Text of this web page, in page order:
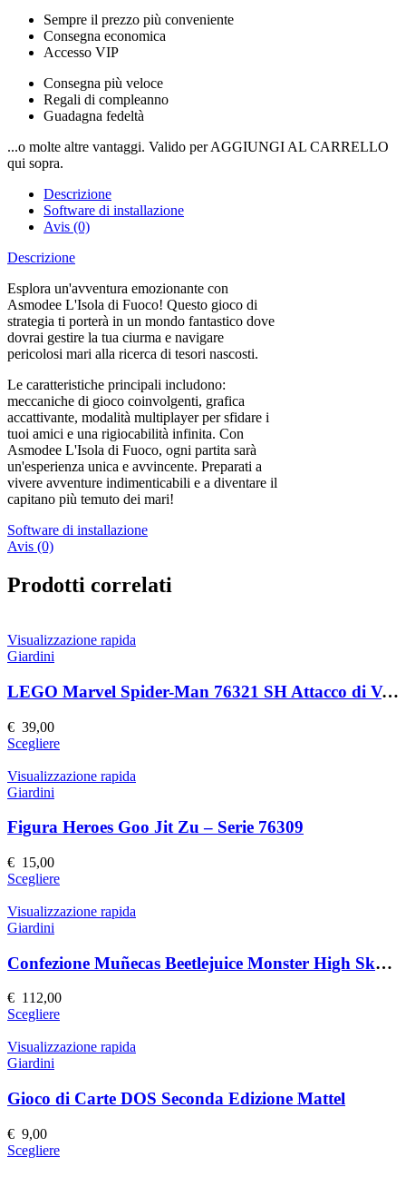
Sempre il prezzo più conveniente
Consegna economica
Accesso VIP
Consegna più veloce
Regali di compleanno
Guadagna fedeltà
...o molte altre vantaggi. Valido per AGGIUNGI AL CARRELLO
qui sopra.
Descrizione
Software di installazione
Avis (0)
Descrizione
Esplora un'avventura emozionante con
Asmodee L'Isola di Fuoco! Questo gioco di
strategia ti porterà in un mondo fantastico dove
dovrai gestire la tua ciurma e navigare
pericolosi mari alla ricerca di tesori nascosti.
Le caratteristiche principali includono:
meccaniche di gioco coinvolgenti, grafica
accattivante, modalità multiplayer per sfidare i
tuoi amici e una rigiocabilità infinita. Con
Asmodee L'Isola di Fuoco, ogni partita sarà
un'esperienza unica e avvincente. Preparati a
vivere avventure indimenticabili e a diventare il
capitano più temuto dei mari!
Software di installazione
Avis (0)
Prodotti correlati
Visualizzazione rapida
Giardini
LEGO Marvel Spider-Man 76321 SH Attacco di Venom
€ 39,00
ScegliereQuesto
ha
Le
scelte
nella
pagina
prodotto
Visualizzazione rapida
Giardini
Figura Heroes Goo Jit Zu – Serie 76309
€ 15,00
ScegliereQuesto
ha
Le
opzioni
possono
scelte
nella
pagina
prodotto
Visualizzazione rapida
Giardini
Confezione Muñecas Beetlejuice Monster High Skullector
€ 112,00
ScegliereQuesto
ha
Le
opzioni
scelte
Visualizzazione rapida
Giardini
Gioco di Carte DOS Seconda Edizione Mattel
€ 9,00
ScegliereQuesto